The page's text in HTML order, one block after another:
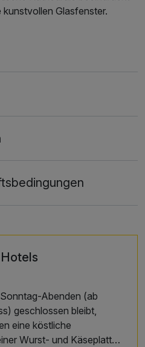
Glasfenster.
Abenden (ab
geschlossen bleibt,
eine köstliche
Wurst- und Käseplatte